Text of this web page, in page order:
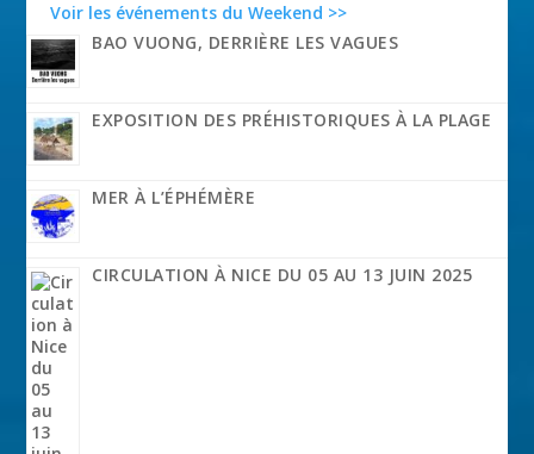
Voir les événements du Weekend >>
BAO VUONG, DERRIÈRE LES VAGUES
EXPOSITION DES PRÉHISTORIQUES À LA PLAGE
MER À L’ÉPHÉMÈRE
CIRCULATION À NICE DU 05 AU 13 JUIN 2025